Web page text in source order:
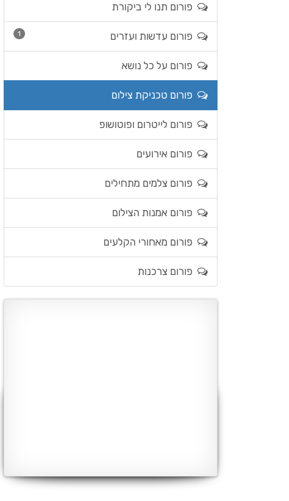
פורום תנו לי ביקורת
פורום עדשות ועזרים 1
פורום על כל נושא
פורום טכניקת צילום
פורום לייטרום ופוטושופ
פורום אירועים
פורום צלמים מתחילים
פורום אמנות הצילום
פורום מאחורי הקלעים
פורום צרכנות